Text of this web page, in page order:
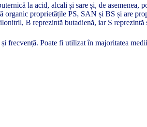
la acid, alcali și sare și, de asemenea,
proprietățile PS, SAN și BS și are
B reprezintă butadienă, iar S reprezintă
frecvență. Poate fi utilizat în majoritatea